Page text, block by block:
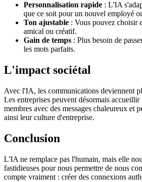
Personnalisation rapide : L'IA
que ce soit pour un nouvel employé
Ton ajustable : Vous pouvez choisir
amical ou créatif.
Gain de temps : Plus besoin de
les mots parfaits.
L'impact sociétal
Avec l'IA, les communications deviennent
Les entreprises peuvent désormais
membres avec des messages chaleureux et
ainsi leur culture d'entreprise.
Conclusion
L'IA ne remplace pas l'humain, mais elle
fastidieuses pour nous permettre de nous
compte vraiment : créer des connexions